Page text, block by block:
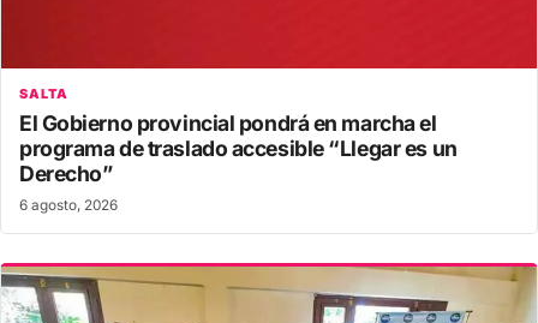
SALTA
El Gobierno provincial pondrá en marcha el
programa de traslado accesible “Llegar es un
Derecho”
6 agosto, 2026